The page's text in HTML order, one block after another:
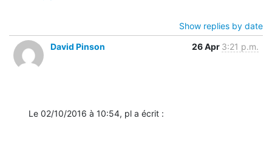
Show replies by date
David Pinson
26 Apr 3:21 p.m.
Le 02/10/2016 à 10:54, pl a écrit :